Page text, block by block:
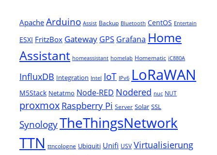
Apache Arduino Assist Backup Bluetooth CentOS Entertain
ESXI FritzBox Gateway GPS Grafana Home
Assistant homeassistant homelab Homematic iC880A
InfluxDB Integration Intel IoT IPv6 LoRaWAN
M5Stack Netatmo Node-RED Nodered nuc NUT
proxmox Raspberry Pi Server Solar SSL
SynologyTheThingsNetwork
TTN ttncologne Ubiquiti Unifi USV Virtualisierung